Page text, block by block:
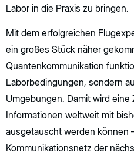
Labor in die Praxis zu bringen.
Mit dem erfolgreichen
ein großes Stück näher
Quantenkommunikation
Laborbedingungen, sondern
Umgebungen. Damit wird eine
Informationen weltweit mit
ausgetauscht werden können
Kommunikationsnetz der